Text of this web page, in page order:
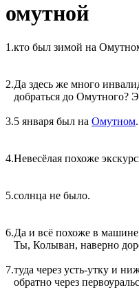
омутной
1.кто был зимой на
2.Да здесь же много
добраться до Омутного?
3.5 января был на Омутном.
4.Невесёлая похоже
5.солнца не было.
6.Да и всё похоже в
Ты, Колыван, наверно
7.туда через усть-утку и
обратно через